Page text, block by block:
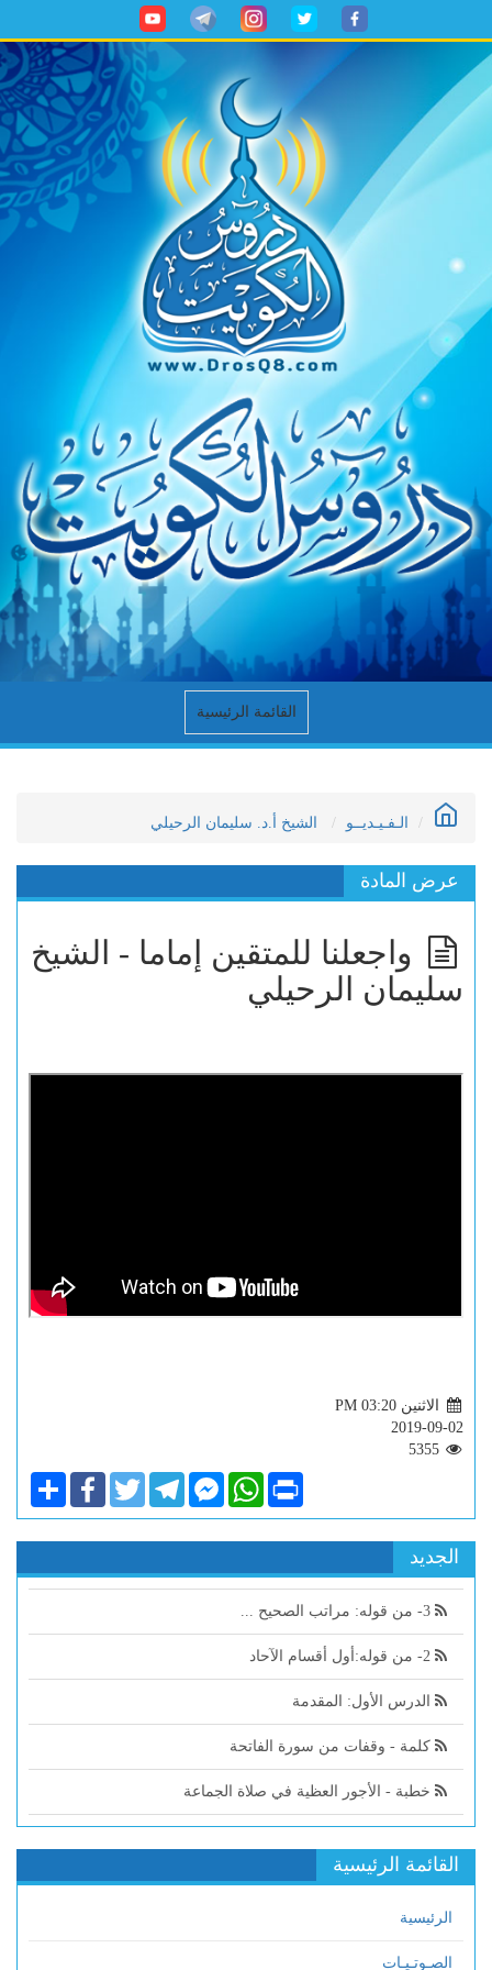
القائمة الرئيسية
الـفـيـديــو الشيخ أ.د. سليمان الرحيلي
عرض المادة
واجعلنا للمتقين إماما - الشيخ
سليمان الرحيلي
الاثنين PM 03:20
2019-09-02
ShareFacebookTwitterTelegramFacebook
Messenger
WhatsApp Print
الجديد
الدرس الأول: المقدمة
كلمة - وقفات من سورة الفاتحة
خطبة - الأجور العظية في صلاة الجماعة
القائمة الرئيسية
الرئيسية
الصـوتـيـات